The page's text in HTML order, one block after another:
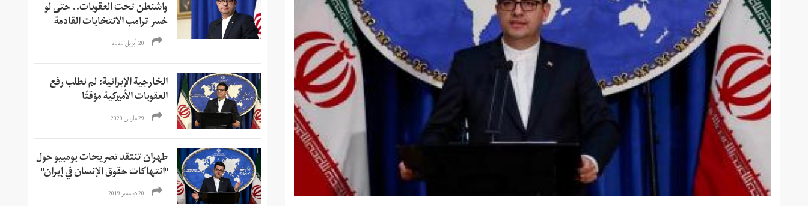
واشنطن تحت العقوبات.. حتى لو
خسر ترامب الانتخابات القادمة
20 أبريل 2020
الخارجية الإيرانية: لم نطلب رفع
العقوبات الأميركية مؤقتًا
29 مارس 2020
طهران تنتقد تصريحات بومبيو حول
"انتهاكات حقوق الإنسان في إيران"
20 ديسمبر 2019